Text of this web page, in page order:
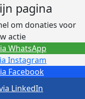
pagina
om donaties voor
actie
Facebook
Instagram
LinkedIn
WhatsApp